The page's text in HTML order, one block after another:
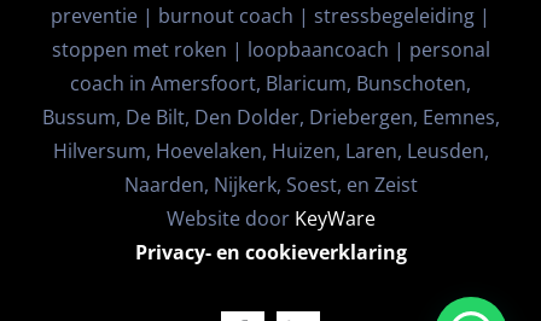
preventie | burnout coach | stressbegeleiding |
stoppen met roken | loopbaancoach | personal
coach in Amersfoort, Blaricum, Bunschoten,
Bussum, De Bilt, Den Dolder, Driebergen, Eemnes,
Hilversum, Hoevelaken, Huizen, Laren, Leusden,
Naarden, Nijkerk, Soest, en Zeist
Website door KeyWare
Privacy- en cookieverklaring